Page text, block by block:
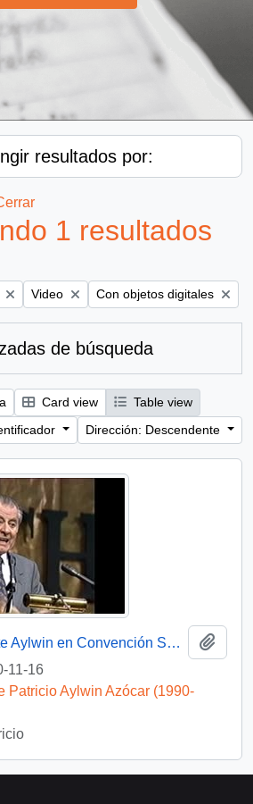
resultados por:
1 resultados
Remove filter:
Video Remove filter:
Con objetos digitales
de búsqueda
Card view
Table view
Dirección: Descendente
Discurso Presidente Aylwin en Convención Santiago: Video
11-16
Patricio Aylwin Azócar (1990-